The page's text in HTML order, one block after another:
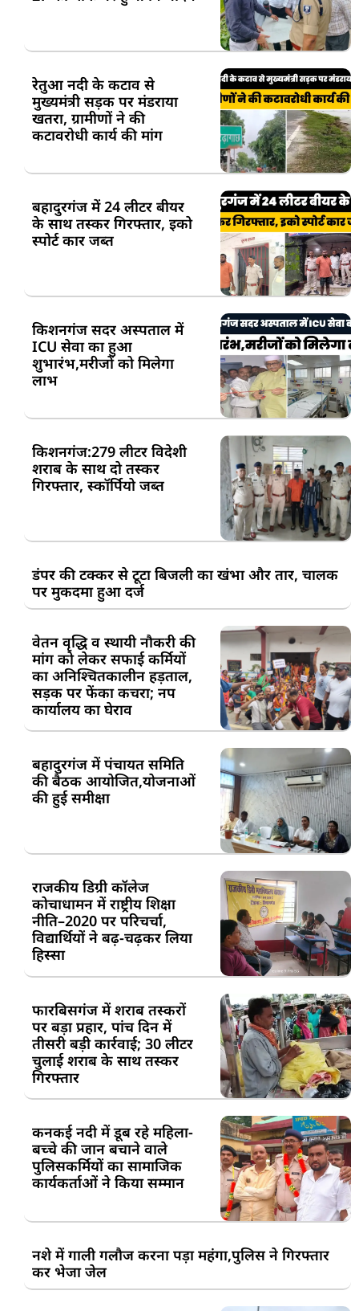
रेतुआ नदी के कटाव से
मुख्यमंत्री सड़क पर मंडराया
खतरा, ग्रामीणों ने की
कटावरोधी कार्य की मांग
बहादुरगंज में 24 लीटर बीयर
के साथ तस्कर गिरफ्तार, इको
स्पोर्ट कार जब्त
किशनगंज सदर अस्पताल में
ICU सेवा का हुआ
शुभारंभ,मरीजों को मिलेगा
लाभ
किशनगंज:279 लीटर विदेशी
शराब के साथ दो तस्कर
गिरफ्तार, स्कॉर्पियो जब्त
डंपर की टक्कर से टूटा बिजली का खंभा और तार, चालक
पर मुकदमा हुआ दर्ज
वेतन वृद्धि व स्थायी नौकरी की
मांग को लेकर सफाई कर्मियों
का अनिश्चितकालीन हड़ताल,
सड़क पर फेंका कचरा; नप
कार्यालय का घेराव
बहादुरगंज में पंचायत समिति
की बैठक आयोजित,योजनाओं
की हुई समीक्षा
राजकीय डिग्री कॉलेज
कोचाधामन में राष्ट्रीय शिक्षा
नीति–2020 पर परिचर्चा,
विद्यार्थियों ने बढ़-चढ़कर लिया
हिस्सा
फारबिसगंज में शराब तस्करों
पर बड़ा प्रहार, पांच दिन में
तीसरी बड़ी कार्रवाई; 30 लीटर
चुलाई शराब के साथ तस्कर
गिरफ्तार
कनकई नदी में डूब रहे महिला-
बच्चे की जान बचाने वाले
पुलिसकर्मियों का सामाजिक
कार्यकर्ताओं ने किया सम्मान
नशे में गाली गलौज करना पड़ा महंगा,पुलिस ने गिरफ्तार
कर भेजा जेल